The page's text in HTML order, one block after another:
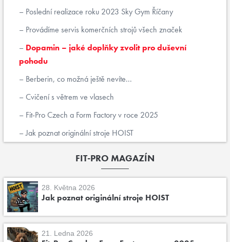
Poslední realizace roku 2023 Sky Gym Říčany
Provádíme servis komerčních strojů všech značek
Dopamin – jaké doplňky zvolit pro duševní
pohodu
Berberin, co možná ještě nevíte...
Cvičení s větrem ve vlasech
Fit-Pro Czech a Form Factory v roce 2025
Jak poznat originální stroje HOIST
FIT-PRO MAGAZÍN
28. Května 2026
Jak poznat originální stroje HOIST
21. Ledna 2026